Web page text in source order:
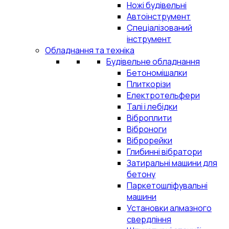
Ножі будівельні
Автоінструмент
Спеціалізований
інструмент
Обладнання та техніка
Будівельне обладнання
Бетономішалки
Плиткорізи
Електротельфери
Талі і лебідки
Віброплити
Віброноги
Віброрейки
Глибинні вібратори
Затиральні машини для
бетону
Паркетошліфувальні
машини
Установки алмазного
свердління